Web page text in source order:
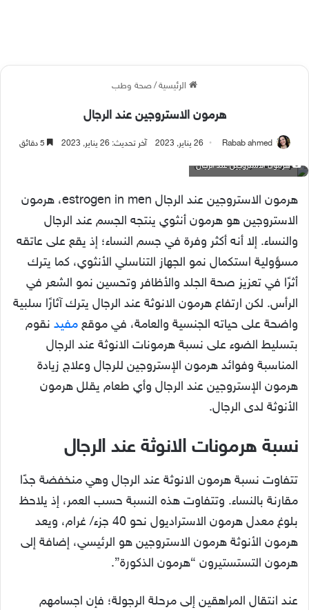
الرئيسية/صحة وطب
هرمون الاستروجين عند الرجال
Rabab ahmed 26 يناير, 2023 آخر تحديث: 26 يناير, 2023
هرمون الاستروجين عند الرجال
هرمون الاستروجين عند الرجال estrogen in men، هرمون
الاستروجين هو هرمون أنثوي ينتجه الجسم عند الرجال
والنساء. إلا أنه أكثر وفرة في جسم النساء؛ إذ يقع على عاتقه
مسؤولية استكمال نمو الجهاز التناسلي الأنثوي، كما يترك
أثرًا في تعزيز صحة الجلد والأظافر وتحسين نمو الشعر في
الرأس. لكن ارتفاع هرمون الانوثة عند الرجال يترك آثارًا سلبية
واضحة على حياته الجنسية والعامة، في موقع مفيد نقوم
بتسليط الضوء على نسبة هرمونات الانوثة عند الرجال
المناسبة وفوائد هرمون الإستروجين للرجال وعلاج زيادة
هرمون الإستروجين عند الرجال وأي طعام يقلل هرمون
الأنوثة لدى الرجال.
نسبة هرمونات الانوثة عند الرجال
تتفاوت نسبة هرمون الانوثة عند الرجال وهي منخفضة جدًا
مقارنة بالنساء. وتتفاوت هذه النسبة حسب العمر، إذ يلاحظ
بلوغ معدل هرمون الاستراديول نحو 40 جزء/ غرام، ويعد
هرمون الأنوثة هرمون الاستروجين هو الرئيسي، إضافة إلى
هرمون التستستيرون “هرمون الذكورة”.
عند انتقال المراهقين إلى مرحلة الرجولة؛ فإن اجسامهم